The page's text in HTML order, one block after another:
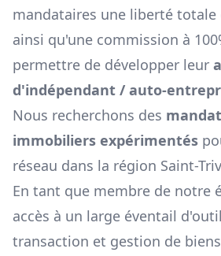
mandataires une liberté totale
ainsi qu'une commission à
permettre de développer leur
d'indépendant / auto-
Nous recherchons des
immobiliers expérimentés
réseau dans la région Saint-
En tant que membre de notre
accès à un large éventail
transaction et gestion de